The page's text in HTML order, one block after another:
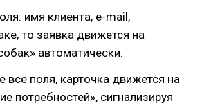
имя клиента, e-mail,
то заявка движется на
автоматически.
все поля, карточка движется на
потребностей», сигнализируя